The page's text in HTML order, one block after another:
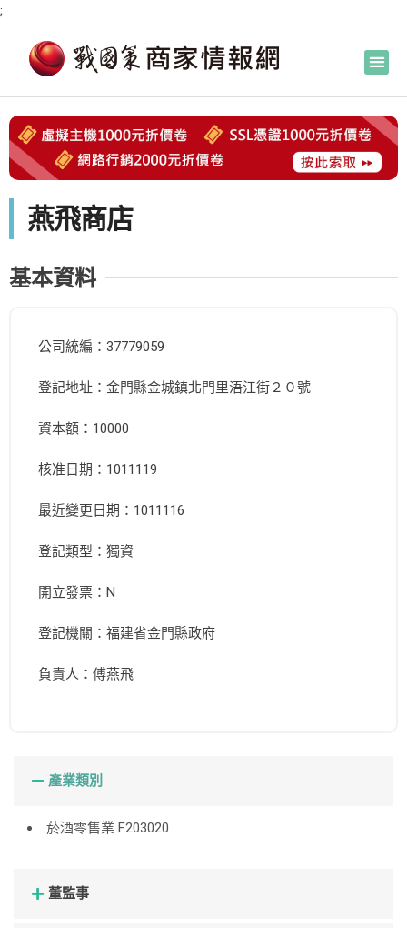
;
燕飛商店
基本資料
公司統編：37779059
登記地址：金門縣金城鎮北門里浯江街２０號
資本額：10000
核准日期：1011119
最近變更日期：1011116
登記類型：獨資
開立發票：N
登記機關：福建省金門縣政府
負責人：傅燕飛
產業類別
菸酒零售業 F203020
董監事